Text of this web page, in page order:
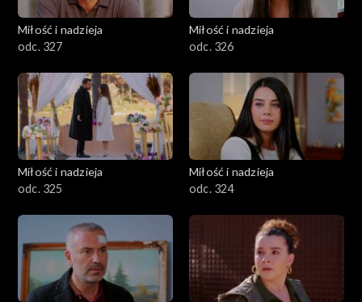
Miłość i nadzieja
odc. 327
Miłość i nadzieja
odc. 326
Miłość i nadzieja
odc. 325
Miłość i nadzieja
odc. 324